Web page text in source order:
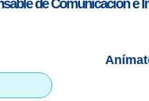
grabación telefónica |SGSI|
Web Responsive | HTML 5 |
de Comunicación e